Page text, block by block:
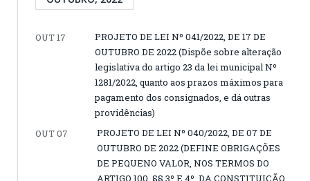
OUT 17
PROJETO DE LEI Nº 041/2022, DE 17 DE
OUTUBRO DE 2022 (Dispõe sobre alteração
legislativa do artigo 23 da lei municipal Nº
1281/2022, quanto aos prazos máximos para
pagamento dos consignados, e dá outras
providências)
OUT 07
PROJETO DE LEI Nº 040/2022, DE 07 DE
OUTUBRO DE 2022 (DEFINE OBRIGAÇÕES
DE PEQUENO VALOR, NOS TERMOS DO
ARTIGO 100, §§ 3º E 4º, DA CONSTITUIÇÃO